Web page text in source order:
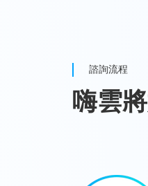
諮詢流程
嗨雲